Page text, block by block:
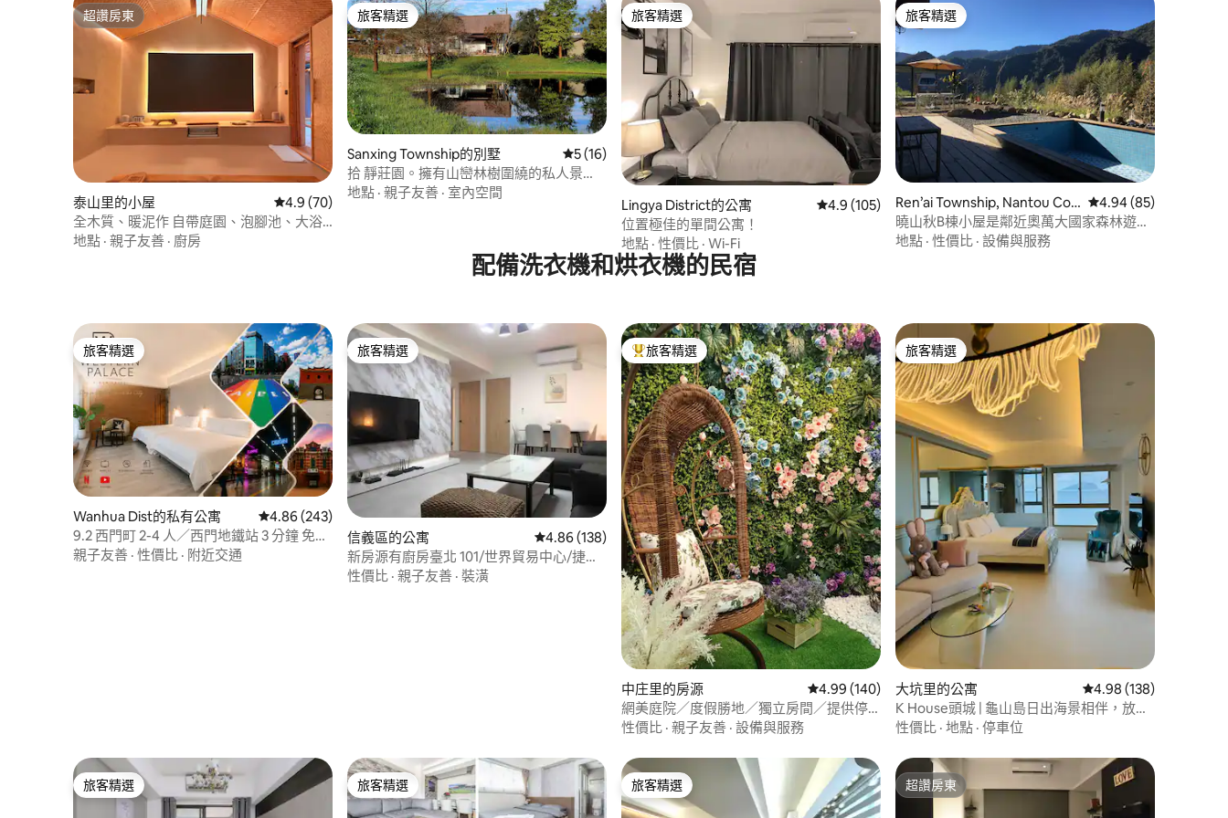
超讚房東
超讚房東
泰山里的小屋 從 70 則評價中獲得 4.9 的平均評分（滿分 5 分）
4.9 (70)
全木質、暖泥作 自帶庭園、泡腳池、大浴
地點 · 親子友善 · 廚房
旅客精選
旅客精選
Sanxing Township的別墅 從 16 則評價中獲得 5 的平均評分（滿分 5 分）
5 (16)
拾 靜莊園。擁有山巒林樹圍繞的私人景
觀。獨立隱密的寧靜別墅.
地點 · 親子友善 · 室內空間
旅客精選
旅客精選
Lingya District的公寓 從 105 則評價中獲得 4.9 的平均評分（滿分 5 分）
4.9 (105)
位置極佳的單間公寓！
地點 · 性價比 · Wi-Fi
旅客精選
旅客精選
Ren’ai Township, Nantou Cou
nty 546010的房源
從 85 則評價中獲得
4.94 (85)
曉山秋B棟小屋是鄰近奧萬大國家森林遊樂
區的包棟小屋 ，可住10人，是體驗山林生
地點 · 性價比 · 設備與服務
配備洗衣機和烘衣機的民宿
旅客精選
旅客精選
Wanhua Dist的私有公寓 從 243 則評價中獲得 4.86 的平均評分（滿分 5 分）
4.86 (243)
9.2 西門町 2-4 人／西門地鐵站 3 分鐘 免費
行李寄存
親子友善 · 性價比 · 附近交通
旅客精選
旅客精選
信義區的公寓 從 138 則評價中獲得 4.86 的平均評分（滿分 5 分）
4.86 (138)
新房源有廚房臺北 101/世界貿易中心/捷運
站
性價比 · 親子友善 · 裝潢
旅客精選榜首
旅客精選
中庄里的房源 從 140 則評價中獲得 4.99 的平均評分（滿分 5 分）
4.99 (140)
網美庭院／度假勝地／獨立房間／提供停
車位
性價比 · 親子友善 · 設備與服務
旅客精選
旅客精選
大坑里的公寓 從 138 則評價中獲得
4.98 (138)
K House頭城 | 龜山島日出海景相伴，放慢
腳步感受純粹美好
性價比 · 地點 · 停車位
旅客精選
旅客精選 旅客精選
旅客精選 旅客精選
旅客精選 超讚房東
超讚房東